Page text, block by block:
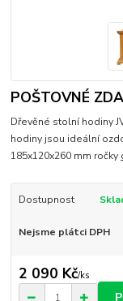
POŠTOVNÉ
Dřevěné stolní hodiny
hodiny jsou ideální
185x120x260 mm ročky
Dostupnost
Nejsme plátci DPH
2 090 Kč/ks